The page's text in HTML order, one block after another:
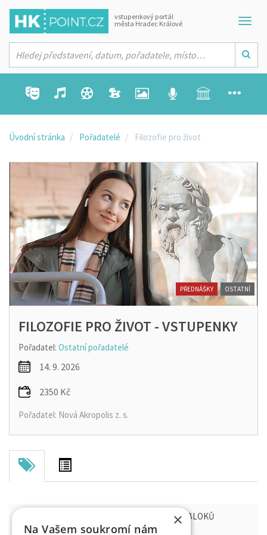
vstupenkový portál
města Hradec Králové
Úvodní stránka Pořadatelé Filozofie pro život
FILOZOFIE PRO ŽIVOT - VSTUPENKY
Pořadatel: Ostatní pořadatelé
14. 9. 2026
2350 Kč
Pořadatel: Nová Akropolis z. s.
PŘEDNÁŠKY OSTATNÍ
FILOZOFIE PRO ŽIVOT - KURZ ZAHRNUJE 17 BLOKŮ
PŘEDNÁŠEK A CVIČENÍ
×
Na Vašem soukromí nám